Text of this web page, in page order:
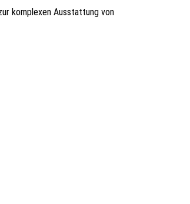
komplexen Ausstattung von